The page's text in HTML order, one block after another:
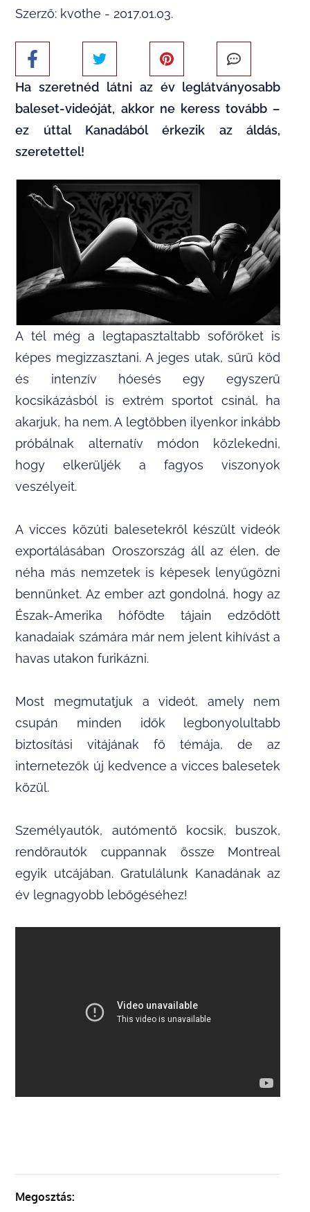
Szerző: kvothe - 2017.01.03.
Ha szeretnéd látni az év leglátványosabb
baleset-videóját, akkor ne keress tovább –
ez úttal Kanadából érkezik az áldás,
szeretettel!
A tél még a legtapasztaltabb sofőröket is
képes megizzasztani. A jeges utak, sűrű köd
és intenzív hóesés egy egyszerű
kocsikázásból is extrém sportot csinál, ha
akarjuk, ha nem. A legtöbben ilyenkor inkább
próbálnak alternatív módon közlekedni,
hogy elkerüljék a fagyos viszonyok
veszélyeit.
A vicces közúti balesetekről készült videók
exportálásában Oroszország áll az élen, de
néha más nemzetek is képesek lenyűgözni
bennünket. Az ember azt gondolná, hogy az
Észak-Amerika hófödte tájain edződött
kanadaiak számára már nem jelent kihívást a
havas utakon furikázni.
Most megmutatjuk a videót, amely nem
csupán minden idők legbonyolultabb
biztosítási vitájának fő témája, de az
internetezők új kedvence a vicces balesetek
közül.
Személyautók, autómentő kocsik, buszok,
rendőrautók cuppannak össze Montreal
egyik utcájában. Gratulálunk Kanadának az
év legnagyobb lebőgéséhez!
Megosztás: